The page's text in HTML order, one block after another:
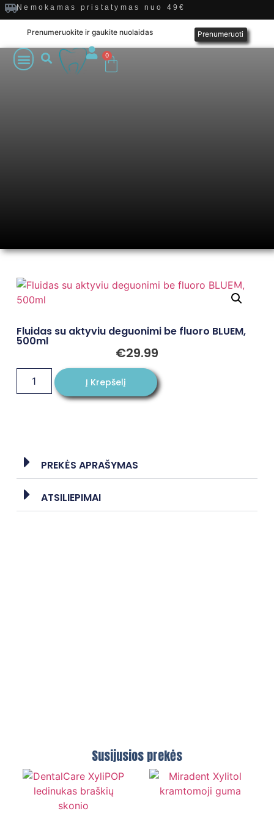
Nemokamas pristatymas nuo 49€
Prenumeruokite ir gaukite nuolaidas Prenumeruoti
0
Fluidas su aktyviu deguonimi be fluoro BLUEM,
500ml
€29.99
PREKĖS APRAŠYMAS
ATSILIEPIMAI
Į Krepšelį
Susijusios prekės